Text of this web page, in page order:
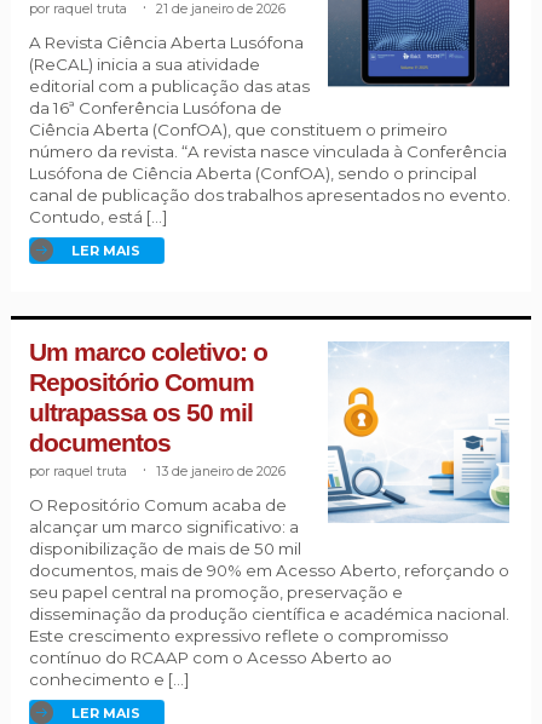
raquel truta 21 de janeiro de 2026
A Revista Ciência Aberta Lusófona
(ReCAL) inicia a sua atividade
editorial com a publicação das atas
da 16ª Conferência Lusófona de
Ciência Aberta (ConfOA), que constituem o primeiro
número da revista. “A revista nasce vinculada à Conferência
Lusófona de Ciência Aberta (ConfOA), sendo o principal
canal de publicação dos trabalhos apresentados no evento.
Contudo, está […]
LER MAIS
Um marco coletivo: o
Repositório Comum
ultrapassa os 50 mil
documentos
raquel truta 13 de janeiro de 2026
O Repositório Comum acaba de
alcançar um marco significativo: a
disponibilização de mais de 50 mil
documentos, mais de 90% em Acesso Aberto, reforçando o
seu papel central na promoção, preservação e
disseminação da produção científica e académica nacional.
Este crescimento expressivo reflete o compromisso
contínuo do RCAAP com o Acesso Aberto ao
conhecimento e […]
LER MAIS